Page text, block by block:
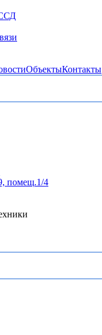
ОбъектыКонтакты
помещ.1/4